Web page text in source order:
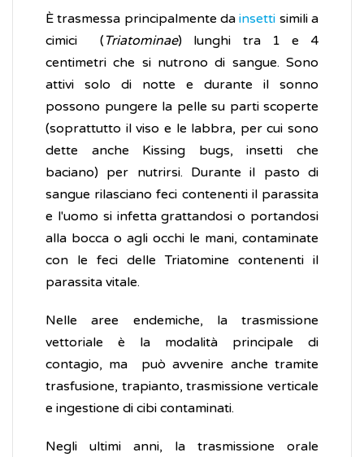
È trasmessa principalmente da insetti simili a
cimici ( Triatominae) lunghi tra 1 e 4
centimetri che si nutrono di sangue. Sono
attivi solo di notte e durante il sonno
possono pungere la pelle su parti scoperte
(soprattutto il viso e le labbra, per cui sono
dette anche Kissing bugs, insetti che
baciano) per nutrirsi. Durante il pasto di
sangue rilasciano feci contenenti il parassita
e l'uomo si infetta grattandosi o portandosi
alla bocca o agli occhi le mani, contaminate
con le feci delle Triatomine contenenti il
parassita vitale.
Nelle aree endemiche, la trasmissione
vettoriale è la modalità principale di
contagio, ma può avvenire anche tramite
trasfusione, trapianto, trasmissione verticale
e ingestione di cibi contaminati.
Negli ultimi anni, la trasmissione orale